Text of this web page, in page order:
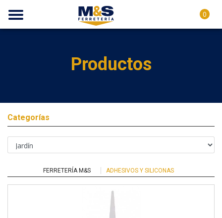
0
Productos
Categorías
FERRETERÍA M&S ADHESIVOS Y SILICONAS